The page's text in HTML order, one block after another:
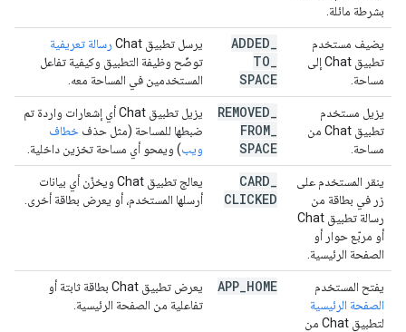
بشرطة مائلة.
يضيف مستخدم
تطبيق Chat إلى
مساحة.
ADDED
TO
SPACE
يرسل تطبيق Chat
رسالة تعريفية
توضّح وظيفة التطبيق وكيفية تفاعل
المستخدمين في المساحة معه.
يزيل مستخدم
تطبيق Chat من
مساحة.
REMOVED
FROM
SPACE
يزيل تطبيق Chat أي إشعارات واردة تم
ضبطها للمساحة (مثل حذف خطاف
ويب) ويمحو أي مساحة تخزين داخلية.
ينقر المستخدم على
زر في بطاقة من
رسالة تطبيق Chat
أو مربّع حوار أو
الصفحة الرئيسية.
CARD
CLICKED
يعالج تطبيق Chat ويخزّن أي بيانات
أرسلها المستخدم، أو يعرض بطاقة أخرى.
يفتح المستخدم
الصفحة الرئيسية
لتطبيق Chat من
APP HOME
يعرض تطبيق Chat بطاقة ثابتة أو
تفاعلية من الصفحة الرئيسية.